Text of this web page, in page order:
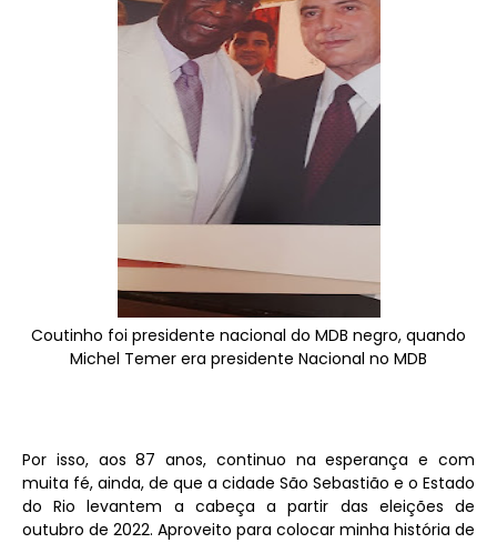
Coutinho foi presidente nacional do MDB negro, quando
Michel Temer era presidente Nacional no MDB
Por isso, aos 87 anos, continuo na esperança e com
muita fé, ainda, de que a cidade São Sebastião e o Estado
do Rio levantem a cabeça a partir das eleições de
outubro de 2022. Aproveito para colocar minha história de